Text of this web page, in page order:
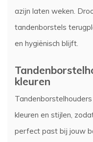
azijn laten weken.
tandenborstels
en hygiënisch blijft.
kleuren
kleuren en stijlen,
perfect past bij jouw